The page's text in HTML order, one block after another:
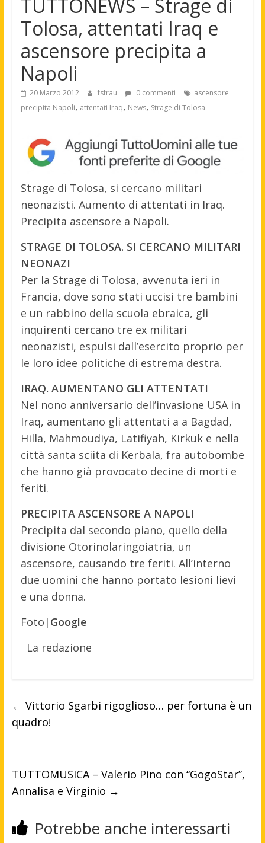
TUTTONEWS – Strage di
Tolosa, attentati Iraq e
ascensore precipita a
Napoli
20 Marzo 2012 fsfrau 0 commenti
ascensore
precipita Napoli, attentati Iraq, News, Strage di Tolosa
Strage di Tolosa, si cercano militari
neonazisti. Aumento di attentati in Iraq.
Precipita ascensore a Napoli.
STRAGE DI TOLOSA. SI CERCANO MILITARI
NEONAZI
Per la Strage di Tolosa, avvenuta ieri in
Francia, dove sono stati uccisi tre bambini
e un rabbino della scuola ebraica, gli
inquirenti cercano tre ex militari
neonazisti, espulsi dall’esercito proprio per
le loro idee politiche di estrema destra.
IRAQ. AUMENTANO GLI ATTENTATI
Nel nono anniversario dell’invasione USA in
Iraq, aumentano gli attentati a a Bagdad,
Hilla, Mahmoudiya, Latifiyah, Kirkuk e nella
città santa sciita di Kerbala, fra autobombe
che hanno già provocato decine di morti e
feriti.
PRECIPITA ASCENSORE A NAPOLI
Precipita dal secondo piano, quello della
divisione Otorinolaringoiatria, un
ascensore, causando tre feriti. All’interno
due uomini che hanno portato lesioni lievi
e una donna.
Foto| Google
La redazione
← Vittorio Sgarbi rigoglioso… per fortuna è un
quadro!
TUTTOMUSICA – Valerio Pino con “GogoStar”,
Annalisa e Virginio →
Potrebbe anche interessarti